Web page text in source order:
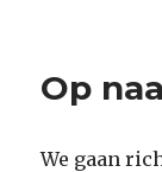
Op
We gaan